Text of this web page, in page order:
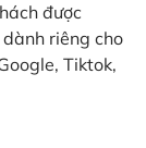
được
riêng cho
Tiktok,